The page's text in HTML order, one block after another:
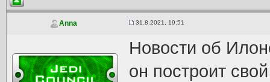
Anna 31.8.2021, 19:51
Новости об
он построит